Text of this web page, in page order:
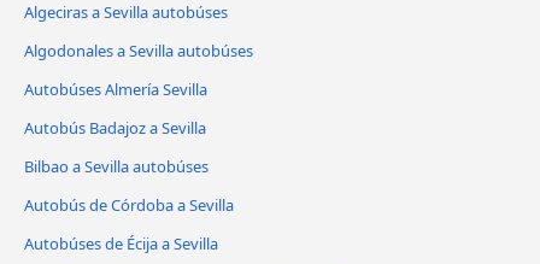
Algeciras a Sevilla autobúses
Algodonales a Sevilla autobúses
Autobúses Almería Sevilla
Autobús Badajoz a Sevilla
Bilbao a Sevilla autobúses
Autobús de Córdoba a Sevilla
Autobúses de Écija a Sevilla